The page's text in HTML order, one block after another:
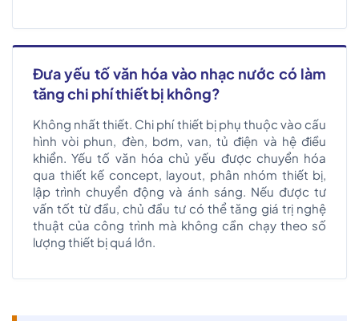
Đưa yếu tố văn hóa vào nhạc nước có làm
tăng chi phí thiết bị không?
Không nhất thiết. Chi phí thiết bị phụ thuộc vào cấu
hình vòi phun, đèn, bơm, van, tủ điện và hệ điều
khiển. Yếu tố văn hóa chủ yếu được chuyển hóa
qua thiết kế concept, layout, phân nhóm thiết bị,
lập trình chuyển động và ánh sáng. Nếu được tư
vấn tốt từ đầu, chủ đầu tư có thể tăng giá trị nghệ
thuật của công trình mà không cần chạy theo số
lượng thiết bị quá lớn.